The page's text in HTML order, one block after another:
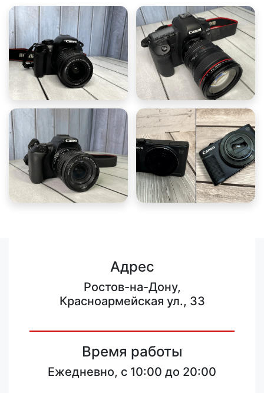
Адрес
Ростов-на-Дону,
Красноармейская ул., 33
Время работы
Ежедневно, с 10:00 до 20:00